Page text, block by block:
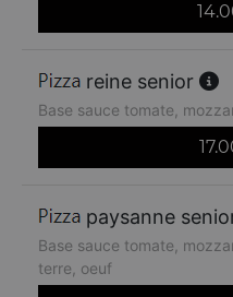
reine senior
Base sauce tomate,
paysanne
Base sauce tomate,
terre, oeuf